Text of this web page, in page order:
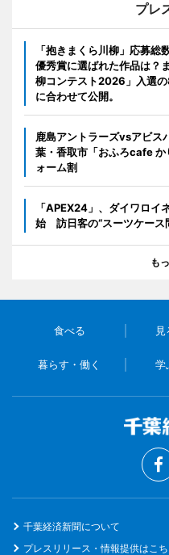
プレ
「抱きまくら川柳」応募
優秀賞に選ばれた作品は？
柳コンテスト2026」入選
に合わせて公開。
鹿島アントラーズvsアビス
葉・香取市「おふろcafe
ォーム割
「APEX24」、ダイワロイ
始 訪日客の“スーツケース
も
食べる
暮らす・働く 学
千葉経済新聞について
プレスリリース・情報提供はこ